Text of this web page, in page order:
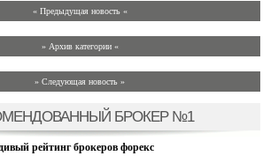
« Предыдущая новость «
» Архив категории «
» Следующая новость »
БРОКЕР №1
рейтинг брокеров форекс